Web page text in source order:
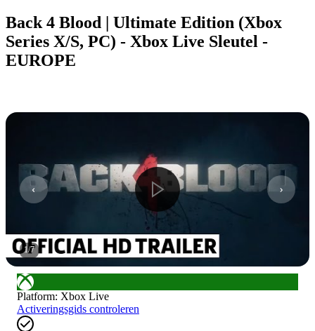
Back 4 Blood | Ultimate Edition (Xbox
Series X/S, PC) - Xbox Live Sleutel -
EUROPE
1/7
Platform: Xbox Live
Activeringsgids controleren